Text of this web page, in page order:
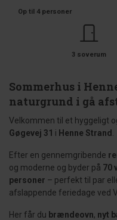
Op til 4 personer
3 soverum
Sommerhus i
naturgrund i gå
Velkommen til et hyggeligt
Gøgevej 31 i Henne Strand
Efter en gennemgribende
og moderne og byder på 70
personer – perfekt til par
afslappende feriedage ved
Her får du brændeovn, nyt